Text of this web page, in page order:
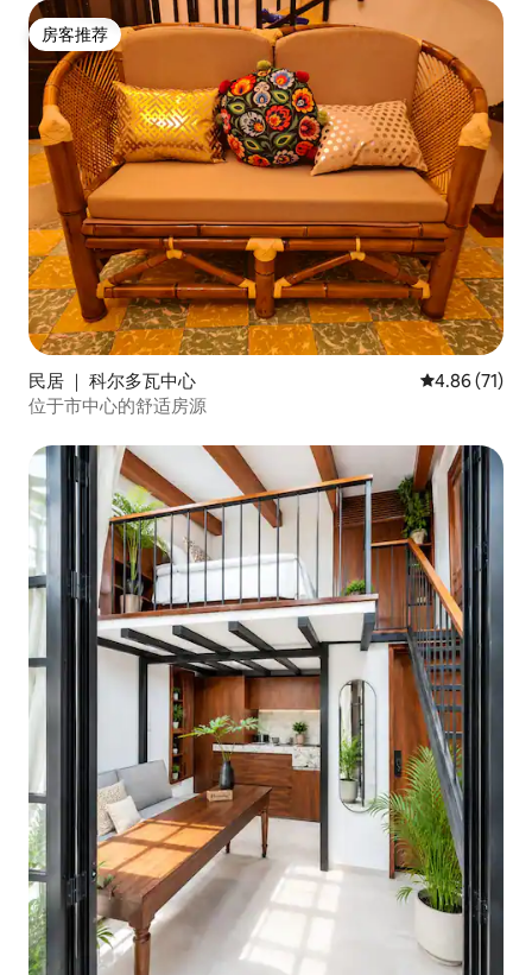
房客推荐
房客推荐
民居 ｜ 科尔多瓦中心 平均评分
4.86 (71)
位于市中心的舒适房源